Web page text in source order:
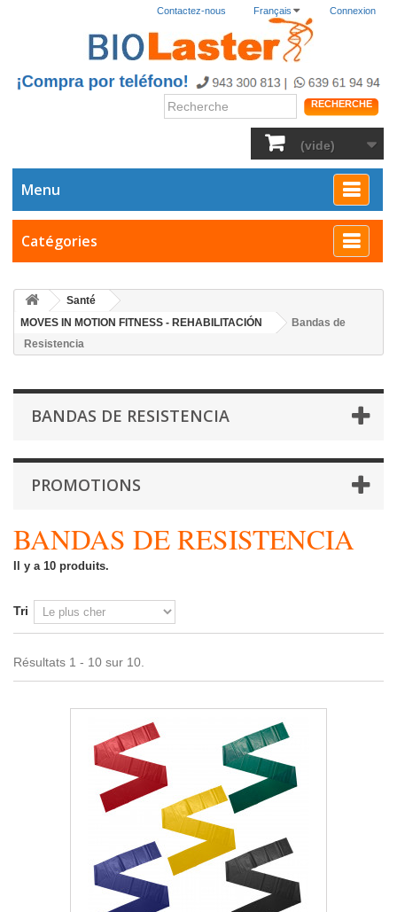
Connexion
Français
Contactez-nous
RECHERCHE
(vide)
Menu
Catégories
Santé
MOVES IN MOTION FITNESS - REHABILITACIÓN
Bandas de
Resistencia
BANDAS DE RESISTENCIA
PROMOTIONS
BANDAS DE RESISTENCIA
Il y a 10 produits.
Tri
Résultats 1 - 10 sur 10.